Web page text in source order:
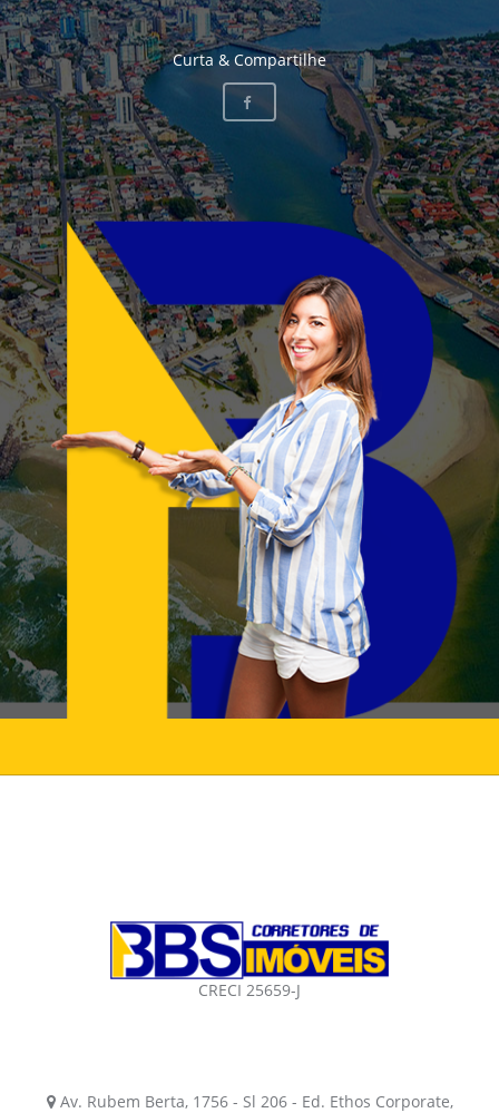
Curta & Compartilhe
CRECI 25659-J
Av. Rubem Berta, 1756 - Sl 206 - Ed. Ethos Corporate,